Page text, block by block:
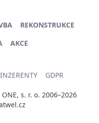
REKONSTRUKCE
AKCE
GDPR
s. r. o. 2006–2026